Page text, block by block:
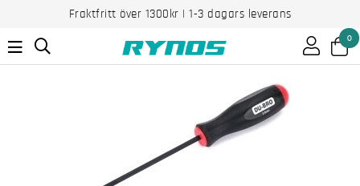
Fraktfritt över 1300kr | 1-3 dagars leverans
0